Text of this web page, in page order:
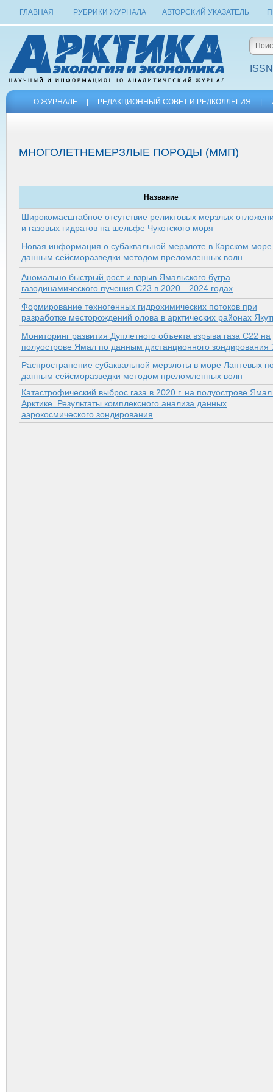
ГЛАВНАЯ РУБРИКИ ЖУРНАЛА АВТОРСКИЙ УКАЗАТЕЛЬ
О ЖУРНАЛЕ РЕДАКЦИОННЫЙ СОВЕТ И РЕДКОЛЛЕГИЯ
МНОГОЛЕТНЕМЕРЗЛЫЕ ПОРОДЫ (ММП)
Название
Широкомасштабное отсутствие реликтовых мерзлых
и газовых гидратов на шельфе Чукотского моря
Новая информация о субаквальной мерзлоте в Карском
данным сейсморазведки методом преломленных волн
Аномально быстрый рост и взрыв Ямальского бугра
газодинамического пучения C23 в 2020—2024 годах
Формирование техногенных гидрохимических потоков при
разработке месторождений олова в арктических районах
Мониторинг развития Дуплетного объекта взрыва газа С22 на
полуострове Ямал по данным дистанционного зондирования
Распространение субаквальной мерзлоты в море Лаптевых
данным сейсморазведки методом преломленных волн
Катастрофический выброс газа в 2020 г. на полуострове
Арктике. Результаты комплексного анализа данных
аэрокосмического зондирования